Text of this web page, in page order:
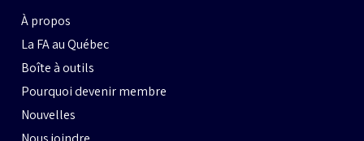
À propos
La FA au Québec
Boîte à outils
Pourquoi devenir membre
Nouvelles